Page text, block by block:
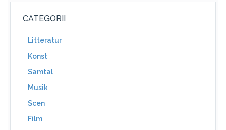
CATEGORII
Litteratur
Konst
Samtal
Musik
Scen
Film